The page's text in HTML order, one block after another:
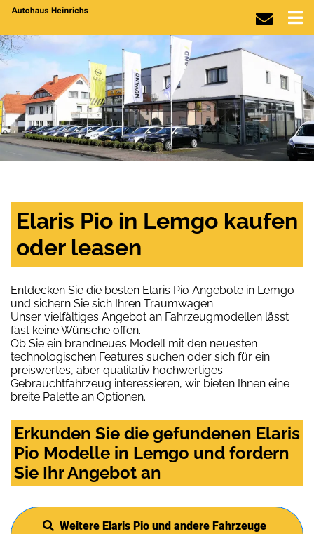
Elaris Pio in Lemgo kaufen
oder leasen
Entdecken Sie die besten Elaris Pio Angebote in Lemgo
und sichern Sie sich Ihren Traumwagen.
Unser vielfältiges Angebot an Fahrzeugmodellen lässt
fast keine Wünsche offen.
Ob Sie ein brandneues Modell mit den neuesten
technologischen Features suchen oder sich für ein
preiswertes, aber qualitativ hochwertiges
Gebrauchtfahrzeug interessieren, wir bieten Ihnen eine
breite Palette an Optionen.
Erkunden Sie die gefundenen Elaris
Pio Modelle in Lemgo und fordern
Sie Ihr Angebot an
Weitere Elaris Pio und andere Fahrzeuge